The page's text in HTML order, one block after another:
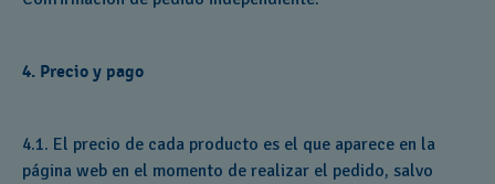
4. Precio y pago
4.1. El precio de cada producto es el que aparece en la
página web en el momento de realizar el pedido, salvo